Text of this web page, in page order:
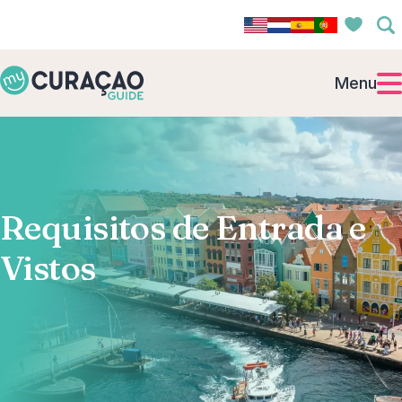
Menu
Requisitos de Entrada e
Vistos